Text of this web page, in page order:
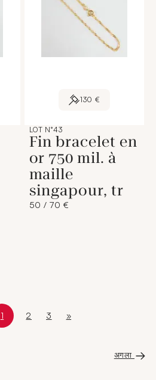
130 €
LOT N°43
Fin bracelet en
or 750 mil. à
maille
singapour, tr
50 / 70 €
Page 1 sur 5
Page courante
1 Page
2 Page
3 अंतिम पृष्ठ
»
अगला